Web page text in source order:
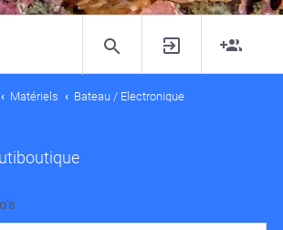
Matériels Bateau / Electronique